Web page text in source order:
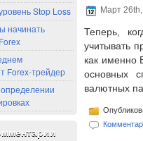
Stop Loss
начинать
Forex-трейдер
Март
Теперь,
учитывать
как именно
основных
валютных